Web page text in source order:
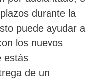
durante la
puede ayudar a
los nuevos
estás
de un